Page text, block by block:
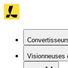
Visionneuses